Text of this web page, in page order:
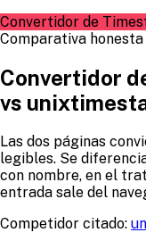
Convertidor de
Comparativa honesta
Convertidor
vs
Las dos páginas
legibles. Se
con nombre, en el
entrada sale del
Competidor citado: